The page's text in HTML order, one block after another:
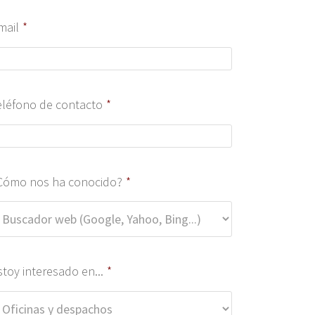
*
de contacto *
nos ha conocido? *
interesado en... *